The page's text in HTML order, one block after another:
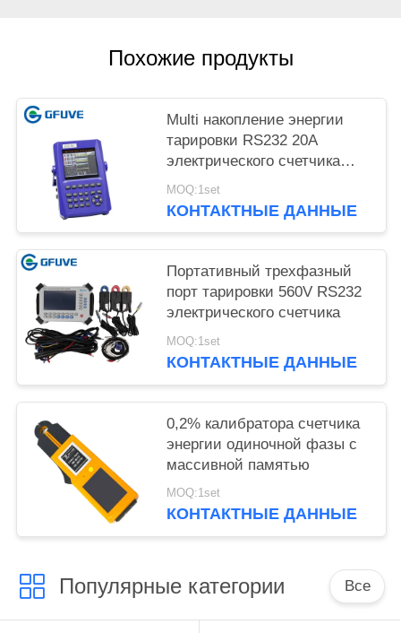
Похожие продукты
Multi накопление энергии
тарировки RS232 20A
электрического счетчика
канала 16 сдержанное
MOQ:1set
КОНТАКТНЫЕ ДАННЫЕ
Портативный трехфазный
порт тарировки 560V RS232
электрического счетчика
MOQ:1set
КОНТАКТНЫЕ ДАННЫЕ
0,2% калибратора счетчика
энергии одиночной фазы с
массивной памятью
MOQ:1set
КОНТАКТНЫЕ ДАННЫЕ
Популярные категории Все